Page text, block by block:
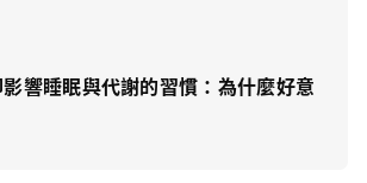
響睡眠與代謝的習慣：為什麼好意